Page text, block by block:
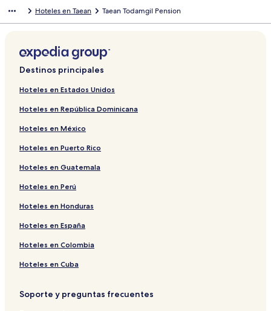
Hoteles en Taean Taean Todamgil Pension
Destinos principales
Hoteles en Estados Unidos
Hoteles en República Dominicana
Hoteles en México
Hoteles en Puerto Rico
Hoteles en Guatemala
Hoteles en Perú
Hoteles en Honduras
Hoteles en España
Hoteles en Colombia
Hoteles en Cuba
Soporte y preguntas frecuentes